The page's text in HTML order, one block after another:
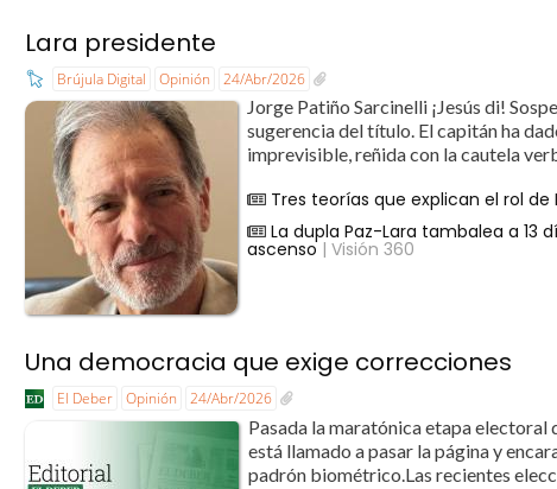
Lara presidente
Brújula Digital Opinión 24/Abr/2026
Jorge Patiño Sarcinelli ¡Jesús di!
sugerencia del título. El capitán ha
imprevisible, reñida con la cautela
Tres teorías que explican el rol de
La dupla Paz-Lara tambalea a 13
ascenso | Visión 360
Una democracia que exige correcciones
El Deber Opinión 24/Abr/2026
Pasada la maratónica etapa
está llamado a pasar la página y
padrón biométrico.Las recientes